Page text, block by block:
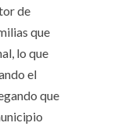
de
que
lo que
el
que